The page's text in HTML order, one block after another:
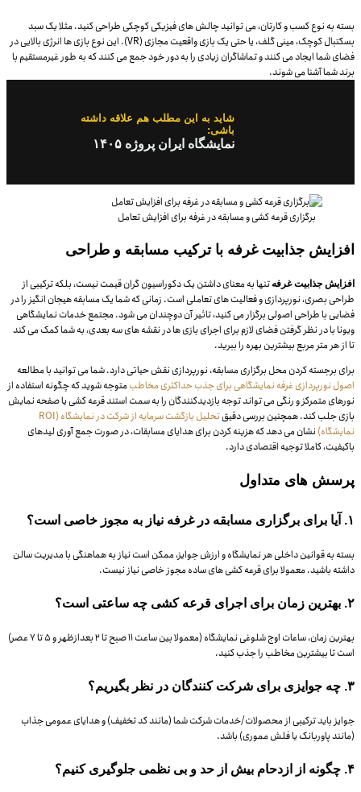
بسته به نوع کسب و کارتان، می توانید چالش های فیزیکی کوچکی طراحی کنید. مثلا یک سبد
بسکتبال کوچک، مینی گلف، یا حتی یک بازی واقعیت مجازی (VR). این نوع بازی ها انرژی بالایی در
فضای شما ایجاد می کنند و تماشاگران زیادی را به دور خود جمع می کنند که به طور غیرمستقیم با
برند شما آشنا می شوند.
شاید به این مطلب هم علاقه داشته
باشی:
نمایشگاه ایران پروژه ۱۴۰۵
برگزاری قرعه کشی و مسابقه در غرفه برای افزایش تعامل
افزایش جذابیت غرفه با ترکیب مسابقه و طراحی
افزایش جذابیت غرفه تنها به معنای داشتن یک دکوراسیون گران قیمت نیست، بلکه ترکیبی از
طراحی بصری، نورپردازی و فعالیت های تعاملی است. زمانی که شما یک مسابقه هیجان انگیز را در
فضایی با طراحی اصولی برگزار می کنید، تاثیر آن دوچندان می شود. مجتمع خدمات نمایشگاهی
ویونا با در نظر گرفتن فضای لازم برای اجرای بازی ها در نقشه های سه بعدی، به شما کمک می کند
تا از هر متر مربع بیشترین بهره را ببرید.
برای برجسته کردن محل برگزاری مسابقه، نورپردازی نقش حیاتی دارد. شما می توانید با مطالعه
اصول نورپردازی غرفه نمایشگاهی برای جذب حداکثری مخاطب متوجه شوید که چگونه استفاده از
نورهای متمرکز و رنگی می تواند توجه بازدیدکنندگان را به سمت استند قرعه کشی یا صفحه نمایش
بازی جلب کند. همچنین بررسی دقیق
تحلیل بازگشت سرمایه از شرکت در نمایشگاه (ROI
نمایشگاه) نشان می دهد که هزینه کردن برای هدایای مسابقات، در صورت جمع آوری لیدهای
باکیفیت، کاملا توجیه اقتصادی دارد.
پرسش های متداول
۱. آیا برای برگزاری مسابقه در غرفه نیاز به مجوز خاصی است؟
بسته به قوانین داخلی هر نمایشگاه و ارزش جوایز، ممکن است نیاز به هماهنگی با مدیریت سالن
داشته باشید. معمولا برای قرعه کشی های ساده مجوز خاصی نیاز نیست.
۲. بهترین زمان برای اجرای قرعه کشی چه ساعتی است؟
بهترین زمان، ساعات اوج شلوغی نمایشگاه (معمولا بین ساعت ۱۱ صبح تا ۲ بعدازظهر و ۵ تا ۷ عصر)
است تا بیشترین مخاطب را جذب کنید.
۳. چه جوایزی برای شرکت کنندگان در نظر بگیریم؟
جوایز باید ترکیبی از محصولات/خدمات شرکت شما (مانند کد تخفیف) و هدایای عمومی جذاب
(مانند پاوربانک یا فلش مموری) باشد.
۴. چگونه از ازدحام بیش از حد و بی نظمی جلوگیری کنیم؟